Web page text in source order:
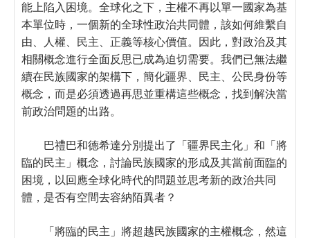
能上陷入困境。全球化之下，主權不再以單一國家為基
本單位時，一個新的全球性政治共同體，該如何維繫自
由、人權、民主、正義等核心價值。因此，對政治及其
相關概念進行全面反思已成為迫切需要。我們已無法繼
續在民族國家的架構下，簡化疆界、民主、公民身份等
概念，而是必須透過再思並重構這些概念，找到解決當
前政治問題的出路。
巴禮巴和德希達分別提出了「疆界民主化」和「將
臨的民主」概念，討論民族國家的形成及其當前面臨的
困境，以回應全球化時代的問題並思考新的政治共同
體，是否有空間去容納陌異者？
「將臨的民主」將超越民族國家的主權概念，然這